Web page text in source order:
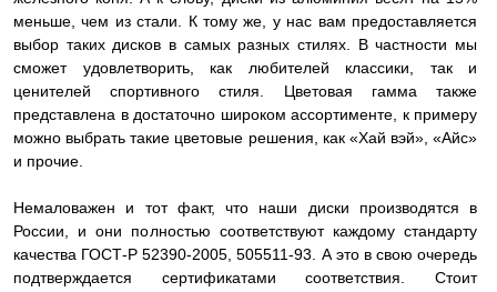
меньше, чем из стали. К тому же, у нас вам предоставляется
выбор таких дисков в самых разных стилях. В частности мы
сможет удовлетворить, как любителей классики, так и
ценителей спортивного стиля. Цветовая гамма также
представлена в достаточно широком ассортименте, к примеру
можно выбрать такие цветовые решения, как «Хай вэй», «Айс»
и прочие.
Немаловажен и тот факт, что наши диски производятся в
России, и они полностью соответствуют каждому стандарту
качества ГОСТ-Р 52390-2005, 505511-93. А это в свою очередь
подтверждается сертификатами соответствия. Стоит